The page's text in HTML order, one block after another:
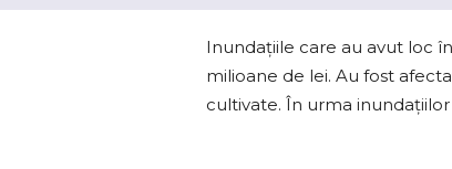
Inundaţiile care au avut loc
milioane de lei. Au fost
cultivate. În urma